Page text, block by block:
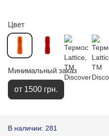
Цвет
Минимальный заказ
от 1500 грн.
В наличии: 281